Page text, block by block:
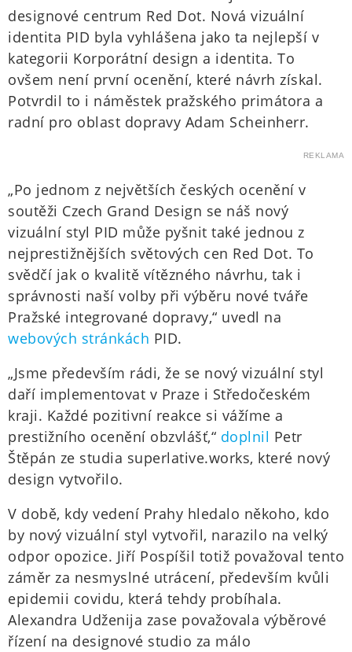
designové centrum Red Dot. Nová vizuální
identita PID byla vyhlášena jako ta nejlepší v
kategorii Korporátní design a identita. To
ovšem není první ocenění, které návrh získal.
Potvrdil to i náměstek pražského primátora a
radní pro oblast dopravy Adam Scheinherr.
REKLAMA
„Po jednom z největších českých ocenění v
soutěži Czech Grand Design se náš nový
vizuální styl PID může pyšnit také jednou z
nejprestižnějších světových cen Red Dot. To
svědčí jak o kvalitě vítězného návrhu, tak i
správnosti naší volby při výběru nové tváře
Pražské integrované dopravy,“ uvedl na
webových stránkách PID.
„Jsme především rádi, že se nový vizuální styl
daří implementovat v Praze i Středočeském
kraji. Každé pozitivní reakce si vážíme a
prestižního ocenění obzvlášť,“ doplnil Petr
Štěpán ze studia superlative.works, které nový
design vytvořilo.
V době, kdy vedení Prahy hledalo někoho, kdo
by nový vizuální styl vytvořil, narazilo na velký
odpor opozice. Jiří Pospíšil totiž považoval tento
záměr za nesmyslné utrácení, především kvůli
epidemii covidu, která tehdy probíhala.
Alexandra Udženija zase považovala výběrové
řízení na designové studio za málo